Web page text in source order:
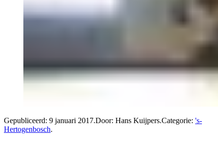
Gepubliceerd: 9 januari 2017.Door: Hans Kuijpers.Categorie: 's-
Hertogenbosch.